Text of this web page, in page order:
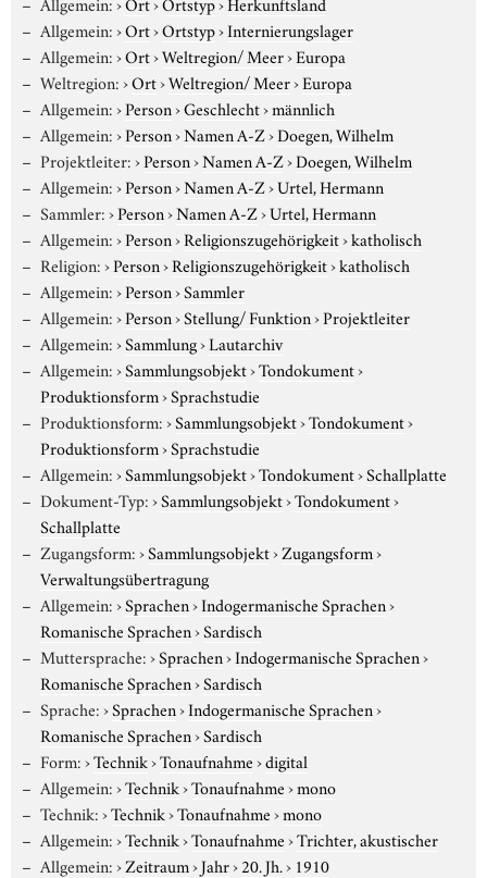
Allgemein:›Ort›Ortstyp›Internierungslager
Allgemein:›Ort›Weltregion/ Meer›Europa
Weltregion:›Ort›Weltregion/ Meer›Europa
Allgemein:›Person›Geschlecht›männlich
Allgemein:›Person›Namen A-Z›Doegen, Wilhelm
Projektleiter:›Person›Namen A-Z›Doegen, Wilhelm
Allgemein:›Person›Namen A-Z›Urtel, Hermann
Sammler:›Person›Namen A-Z›Urtel, Hermann
Allgemein:›Person›Religionszugehörigkeit›katholisch
Religion:›Person›Religionszugehörigkeit›katholisch
Allgemein:›Person›Sammler
Allgemein:›Person›Stellung/ Funktion›Projektleiter
Allgemein:›Sammlung›Lautarchiv
Allgemein:›Sammlungsobjekt›Tondokument›
Produktionsform›Sprachstudie
Produktionsform:›Sammlungsobjekt›Tondokument›
Produktionsform›Sprachstudie
Allgemein:›Sammlungsobjekt›Tondokument›Schallplatte
Dokument-Typ:›Sammlungsobjekt›Tondokument›
Schallplatte
Zugangsform:›Sammlungsobjekt›Zugangsform›
Verwaltungsübertragung
Allgemein:›Sprachen›Indogermanische Sprachen›
Romanische Sprachen›Sardisch
Muttersprache:›Sprachen›Indogermanische Sprachen›
Romanische Sprachen›Sardisch
Sprache:›Sprachen›Indogermanische Sprachen›
Romanische Sprachen›Sardisch
Form:›Technik›Tonaufnahme›digital
Allgemein:›Technik›Tonaufnahme›mono
Technik:›Technik›Tonaufnahme›mono
Allgemein:›Technik›Tonaufnahme›Trichter, akustischer
Allgemein:›Zeitraum›Jahr›20. Jh.› 1910